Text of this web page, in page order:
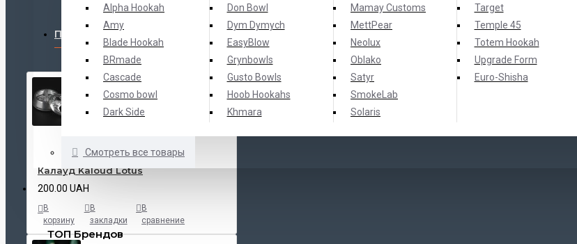
Alpha Hookah
Amy
Blade Hookah
BRmade
Cascade
Cosmo bowl
Dark Side
Don Bowl
Dym Dymych
EasyBlow
Grynbowls
Gusto Bowls
Hoob Hookahs
Khmara
Mamay Customs
MettPear
Neolux
Oblako
Satyr
SmokeLab
Solaris
Target
Temple 45
Totem Hookah
Upgrade Form
Еuro-Shisha
Смотреть все товары
БРЕНДЫ
ТОП Брендов
ПОПУЛЯРНЫЕ ТОВАРЫ
Калауд Kaloud Lotus
200.00 UAH
В
корзину
В
закладки
В
сравнение